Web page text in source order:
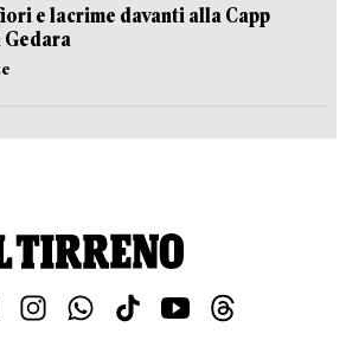
e lacrime davanti alla Capp
Gedara